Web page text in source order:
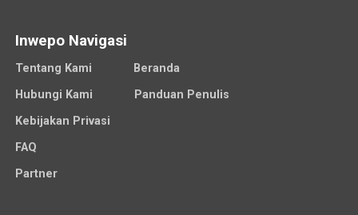
Inwepo Navigasi
Tentang Kami
Beranda
Hubungi Kami
Panduan Penulis
Kebijakan Privasi
FAQ
Partner